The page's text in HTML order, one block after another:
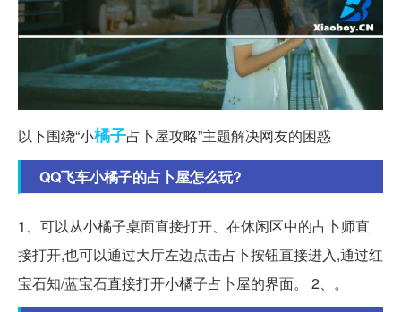
以下围绕“小橘子占卜屋攻略”主题解决网友的困惑
QQ飞车小橘子的占卜屋怎么玩?
1、可以从小橘子桌面直接打开、在休闲区中的占卜师直
接打开,也可以通过大厅左边点击占卜按钮直接进入,通过红
宝石知/蓝宝石直接打开小橘子占卜屋的界面。 2、。